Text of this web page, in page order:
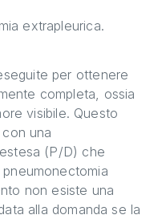
extrapleurica.
per ottenere
completa, ossia
visibile. Questo
una
(P/D) che
non esiste una
alla domanda se la